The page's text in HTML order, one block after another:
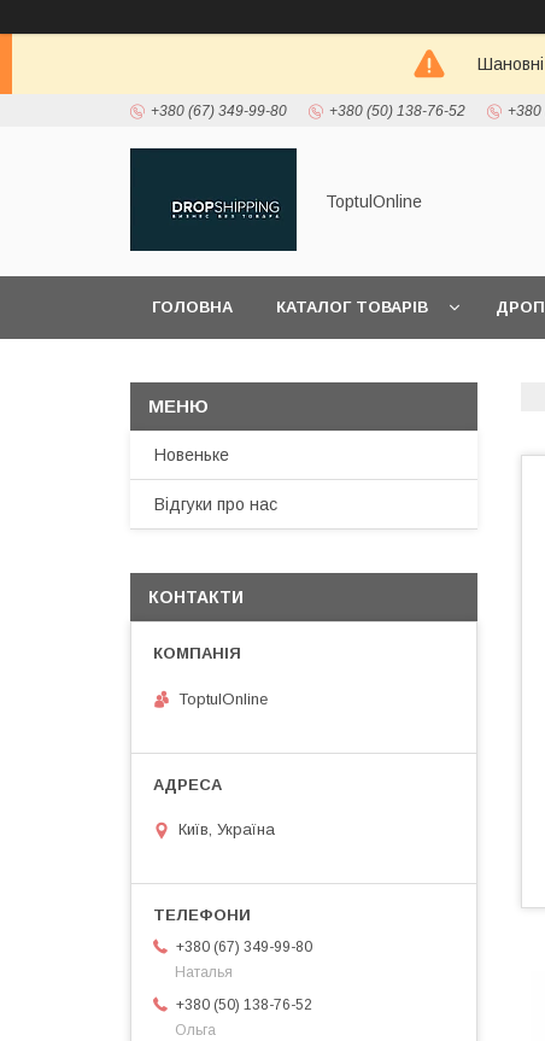
+380 (67) 349-99-80 +380 (50) 138-76-52 +380
ToptulOnline
ГОЛОВНА КАТАЛОГ ТОВАРІВ
Новеньке
Відгуки про нас
КОНТАКТИ
ToptulOnline
Київ, Україна
+380 (67) 349-99-80
Наталья
+380 (50) 138-76-52
Ольга